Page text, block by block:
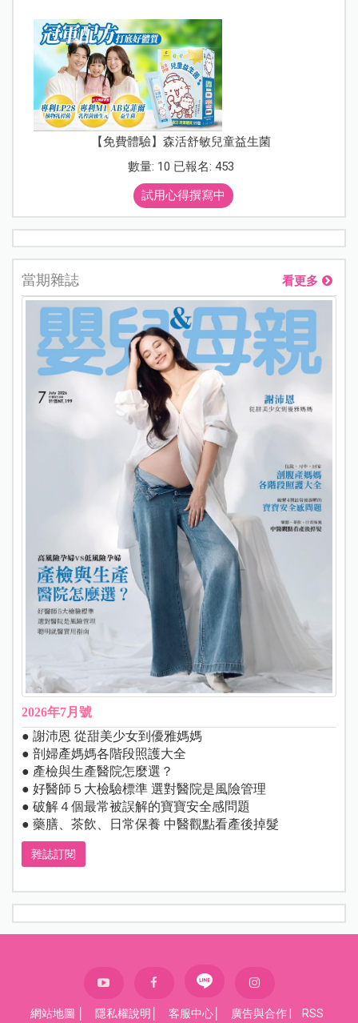
【免費體驗】森活舒敏兒童益生菌
數量: 10 已報名: 453
試用心得撰寫中
當期雜誌 看更多
2026年7月號
● 謝沛恩 從甜美少女到優雅媽媽
● 剖婦產媽媽各階段照護大全
● 產檢與生產醫院怎麼選？
● 好醫師５大檢驗標準 選對醫院是風險管理
● 破解４個最常被誤解的寶寶安全感問題
● 藥膳、茶飲、日常保養 中醫觀點看產後掉髮
雜誌訂閱
網站地圖 隱私權說明 客服中心 廣告與合作 RSS